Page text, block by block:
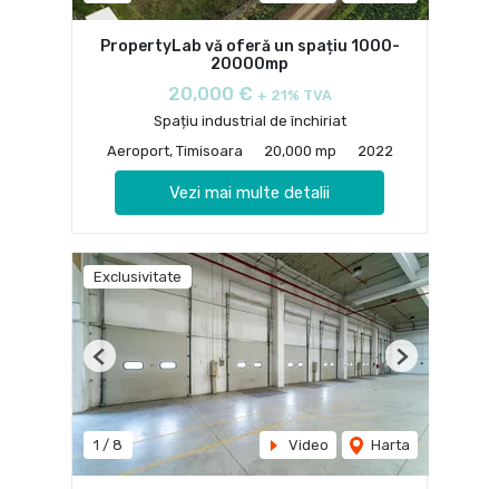
PropertyLab vă oferă un spațiu 1000-
20000mp
20,000 € + 21% TVA
Spațiu industrial de închiriat
Aeroport, Timisoara
20,000 mp 2022
Vezi mai multe detalii
Exclusivitate
1 / 8 Video Harta
Previous Next